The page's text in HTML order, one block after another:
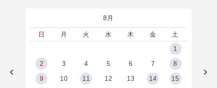
8月
日 月 火 水 木 金
土
1
2 3 4 5 6 7 8
9 10 11 12 13 14 15